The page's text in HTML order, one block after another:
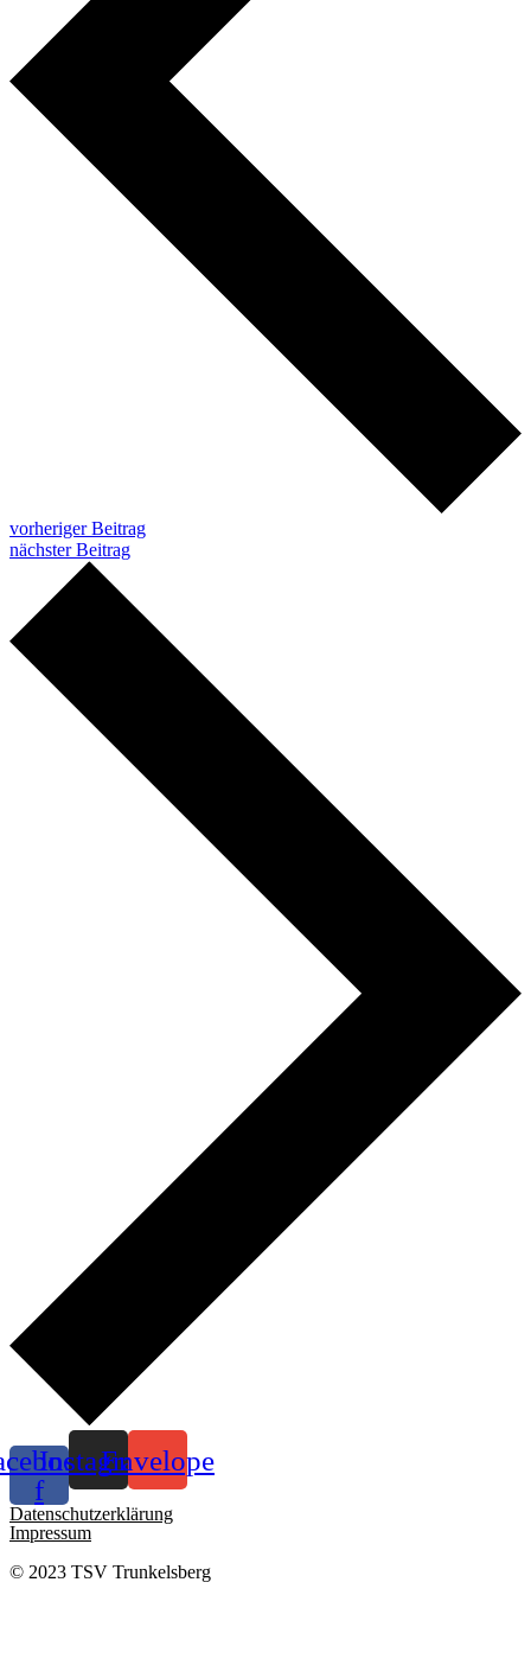
vorheriger Beitrag
nächster Beitrag
f
InstagramEnvelope
Datenschutzerklärung
Impressum
© 2023 TSV Trunkelsberg